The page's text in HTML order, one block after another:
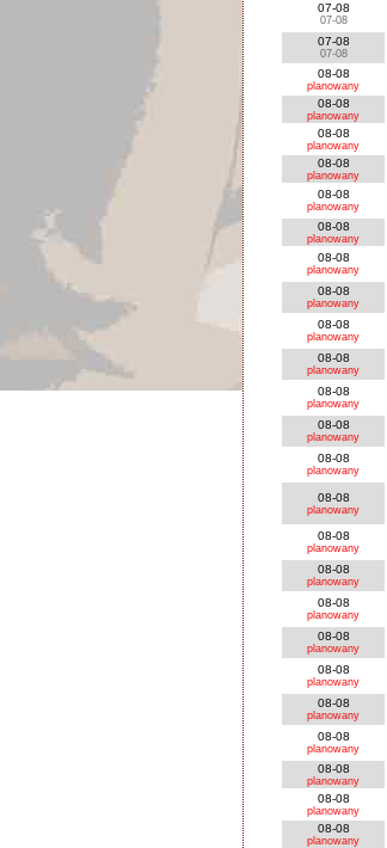
07-08
07-08
07-08
07-08
08-08
planowany
08-08
planowany
08-08
planowany
08-08
planowany
08-08
planowany
08-08
planowany
08-08
planowany
08-08
planowany
08-08
planowany
08-08
planowany
08-08
planowany
08-08
planowany
08-08
planowany
08-08
planowany
08-08
planowany
08-08
planowany
08-08
planowany
08-08
planowany
08-08
planowany
08-08
planowany
08-08
planowany
08-08
planowany
08-08
planowany
08-08
planowany